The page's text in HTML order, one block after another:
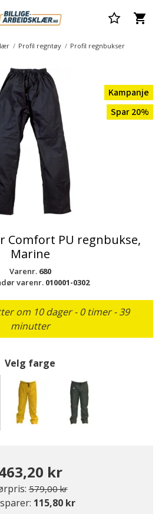
Profil regntøy Profil regnbukser
Kampanje
Spar 20%
Comfort PU regnbukse,
Marine
Varenr. 680
varenr. 010001-0302
om 10 dager - 0 timer - 39
minutter
Velg farge
kr
Pris redusert fra
579,00 krtil
115,80 kr